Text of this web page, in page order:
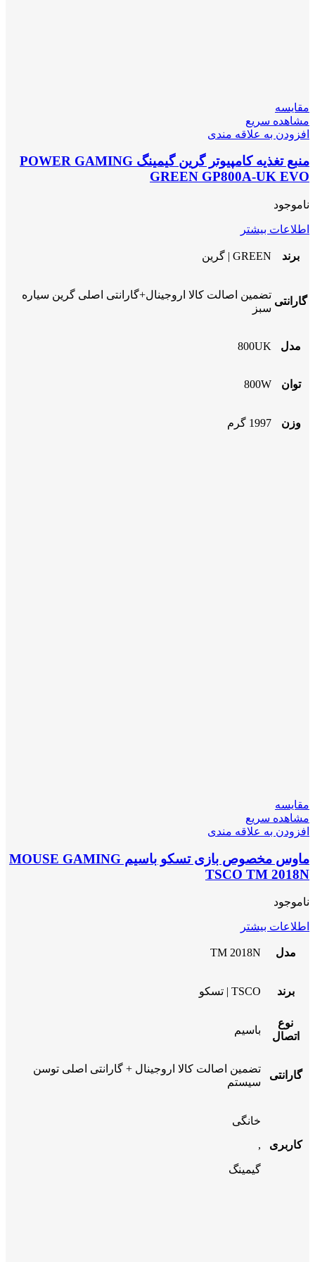
مقایسه
مشاهده سریع
افزودن به علاقه مندی
منبع تغذیه کامپیوتر گرین گیمینگ POWER GAMING
GREEN GP800A-UK EVO
ناموجود
اطلاعات بیشتر
برند GREEN | گرین
گارانتی
تضمین اصالت کالا اروجینال+گارانتی اصلی گرین سیاره
سبز
مدل 800UK
توان 800W
وزن 1997 گرم
مقایسه
مشاهده سریع
افزودن به علاقه مندی
ماوس مخصوص بازی تسکو باسیم MOUSE GAMING
TSCO TM 2018N
ناموجود
اطلاعات بیشتر
مدل TM 2018N
برند TSCO | تسکو
نوع
اتصال
باسیم
گارانتی
تضمین اصالت کالا اروجینال + گارانتی اصلی توسن
سیستم
کاربری
خانگی
,
گیمینگ